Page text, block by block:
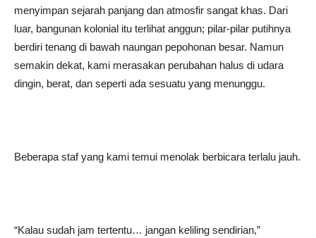
menyimpan sejarah panjang dan atmosfir sangat khas. Dari
luar, bangunan kolonial itu terlihat anggun; pilar-pilar putihnya
berdiri tenang di bawah naungan pepohonan besar. Namun
semakin dekat, kami merasakan perubahan halus di udara
dingin, berat, dan seperti ada sesuatu yang menunggu.
Beberapa staf yang kami temui menolak berbicara terlalu jauh.
“Kalau sudah jam tertentu… jangan keliling sendirian,”